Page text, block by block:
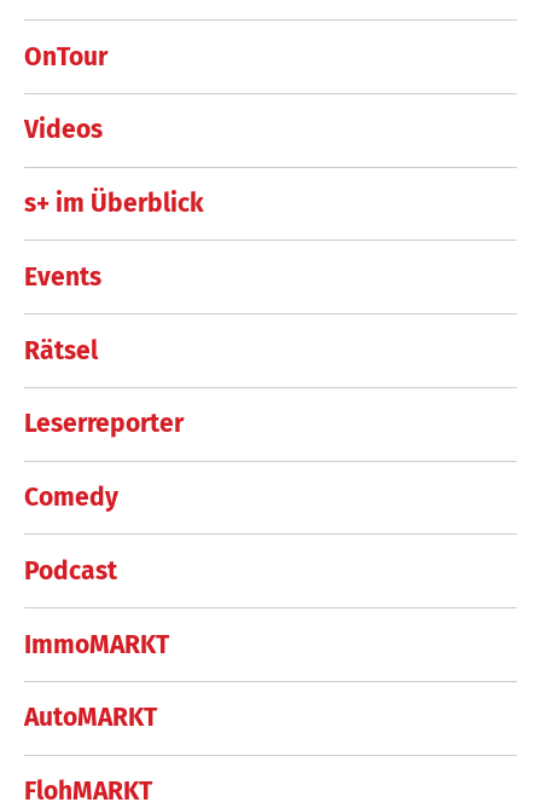
OnTour
Videos
s+ im Überblick
Events
Rätsel
Leserreporter
Comedy
Podcast
ImmoMARKT
AutoMARKT
FlohMARKT